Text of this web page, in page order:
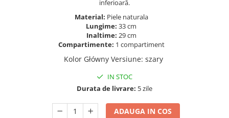
inferioară.
Material: Piele naturala
Lungime: 33 cm
Inaltime: 29 cm
Compartimente: 1 compartiment
Kolor Główny Versiune: szary
IN STOC
Durata de livrare: 5 zile
ADAUGA IN COS